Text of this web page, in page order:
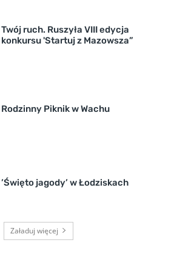
Twój ruch. Ruszyła VIII edycja
konkursu 'Startuj z Mazowsza”
Rodzinny Piknik w Wachu
’Święto jagody’ w Łodziskach
Załaduj więcej